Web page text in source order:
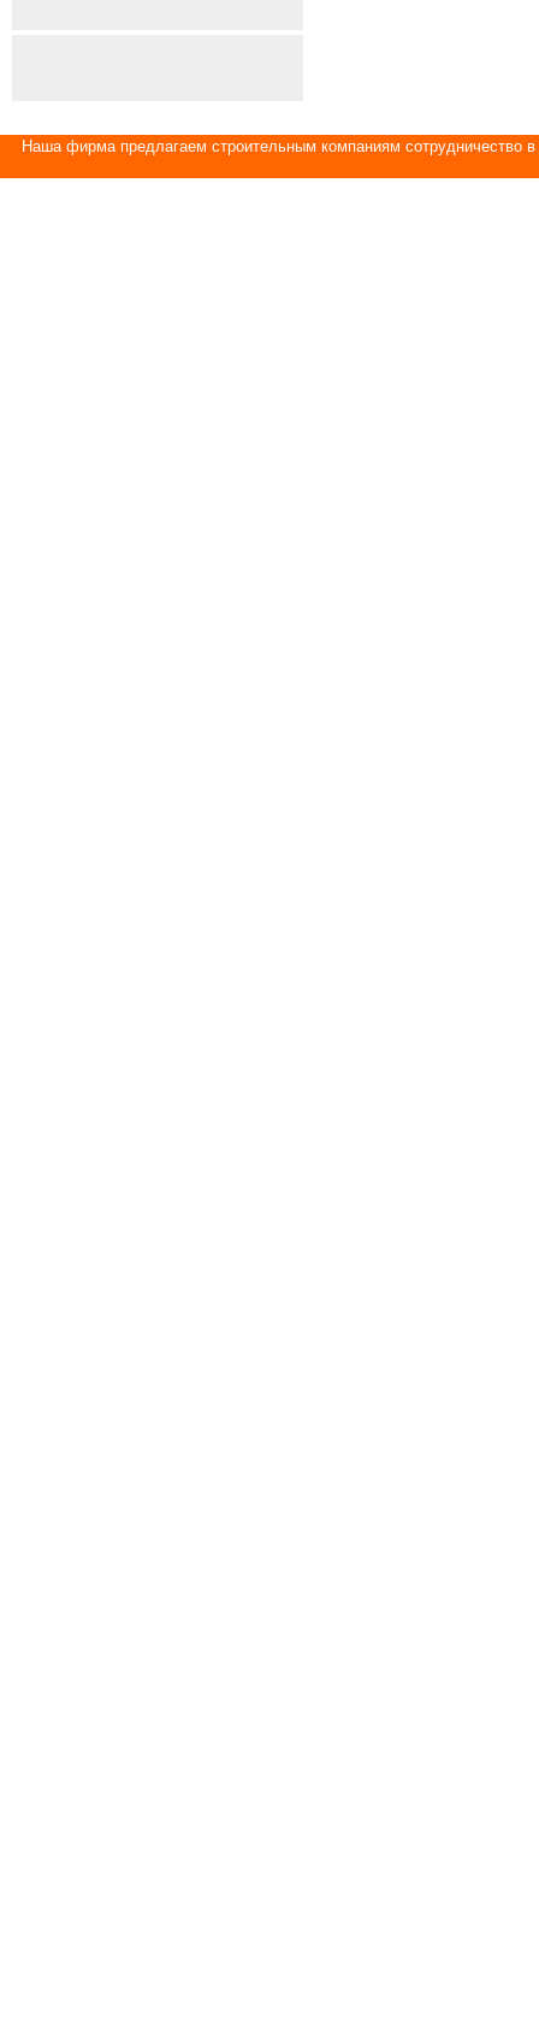
Наша фирма предлагаем строительным компаниям